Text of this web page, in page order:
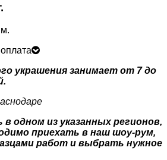
украшения занимает от 7 до
одном из указанных регионов,
приехать в наш шоу-рум,
работ и выбрать нужное